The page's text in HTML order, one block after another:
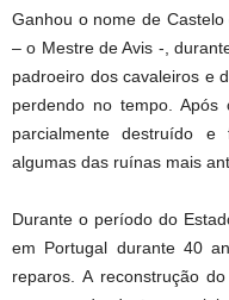
Ganhou o nome de
– o Mestre de Avis -,
padroeiro dos cavaleiros e
perdendo no tempo.
parcialmente destruído e
algumas das ruínas mais
Durante o período do
em Portugal durante 40
reparos. A reconstrução